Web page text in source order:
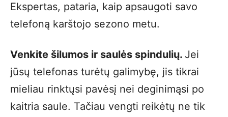
Ekspertas, pataria, kaip apsaugoti savo
telefoną karštojo sezono metu.
Venkite šilumos ir saulės spindulių. Jei
jūsų telefonas turėtų galimybę, jis tikrai
mieliau rinktųsi pavėsį nei deginimąsi po
kaitria saule. Tačiau vengti reikėtų ne tik